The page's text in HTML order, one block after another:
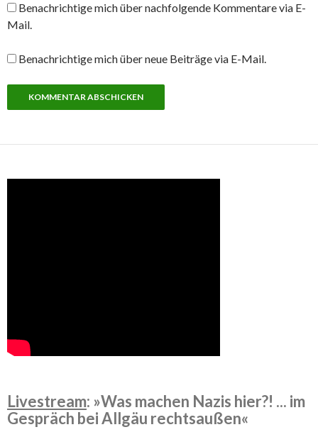
Benachrichtige mich über nachfolgende Kommentare via E-
Mail.
Benachrichtige mich über neue Beiträge via E-Mail.
Livestream: »Was machen Nazis hier?! ... im
Gespräch bei Allgäu rechtsaußen«